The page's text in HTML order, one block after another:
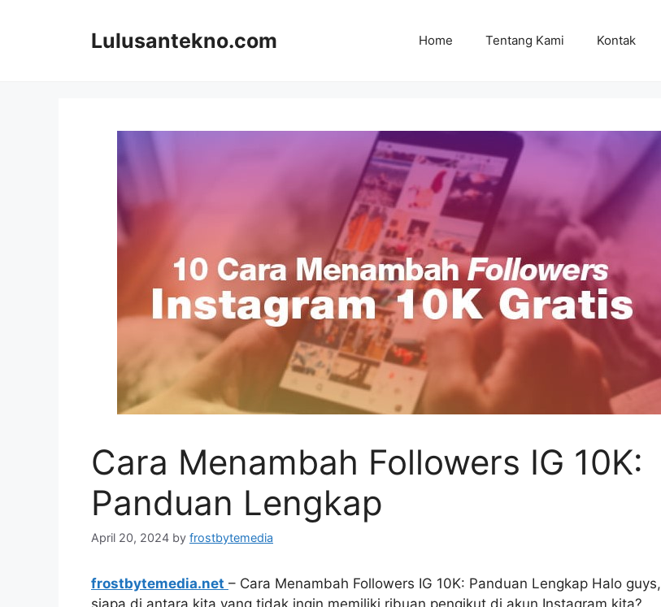
Lulusantekno.com Home Tentang Kami Kontak
Cara Menambah Followers IG 10K:
Panduan Lengkap
April 20, 2024 by frostbytemedia
frostbytemedia.net – Cara Menambah Followers IG 10K: Panduan Lengkap Halo guys,